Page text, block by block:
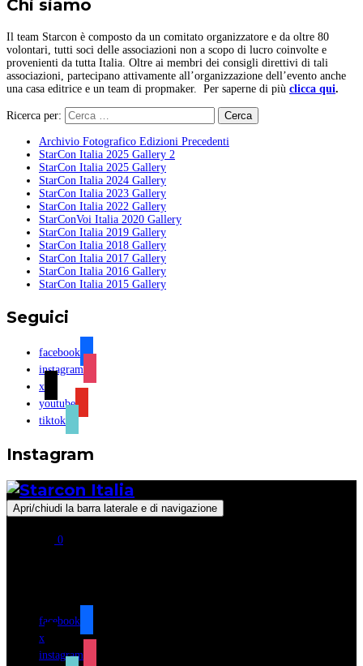
Chi siamo
Il team Starcon è composto da un comitato organizzatore e da oltre 80
volontari, tutti soci delle associazioni non a scopo di lucro coinvolte e
provenienti da tutta Italia. Oltre ai membri dei consigli direttivi di tali
associazioni, partecipano attivamente all’organizzazione dell’evento anche
una casa editrice e un team di propmaker. Per saperne di più clicca qui.
Ricerca per:
Archivio Fotografico Edizioni Precedenti
StarCon Italia 2025 Gallery 2
StarCon Italia 2025 Gallery
StarCon Italia 2024 Gallery
StarCon Italia 2023 Gallery
StarCon Italia 2022 Gallery
StarConVoi Italia 2020 Gallery
StarCon Italia 2019 Gallery
StarCon Italia 2018 Gallery
StarCon Italia 2017 Gallery
StarCon Italia 2016 Gallery
StarCon Italia 2015 Gallery
Seguici
facebook
instagram
x
youtube
tiktok
Instagram
Apri/chiudi la barra laterale e di navigazione
0
facebook
x
instagram